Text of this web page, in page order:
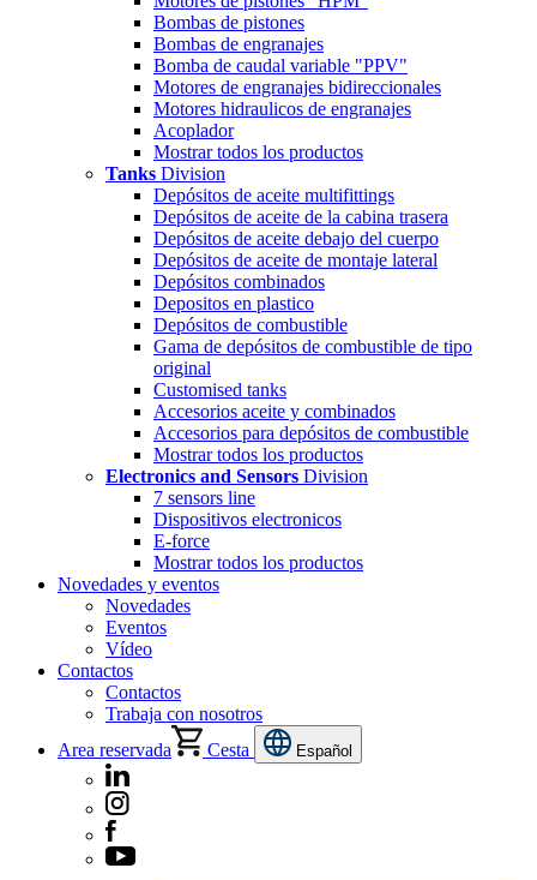
Bombas de pistones
Bombas de engranajes
Bomba de caudal variable "PPV"
Motores de engranajes bidireccionales
Motores hidraulicos de engranajes
Acoplador
Mostrar todos los productos
Tanks Division
Depósitos de aceite multifittings
Depósitos de aceite de la cabina trasera
Depósitos de aceite debajo del cuerpo
Depósitos de aceite de montaje lateral
Depósitos combinados
Depositos en plastico
Depósitos de combustible
Gama de depósitos de combustible de tipo
original
Customised tanks
Accesorios aceite y combinados
Accesorios para depósitos de combustible
Mostrar todos los productos
Electronics and Sensors Division
7 sensors line
Dispositivos electronicos
E-force
Mostrar todos los productos
Novedades y eventos
Novedades
Eventos
Vídeo
Contactos
Contactos
Trabaja con nosotros
Area reservada
Cesta Español